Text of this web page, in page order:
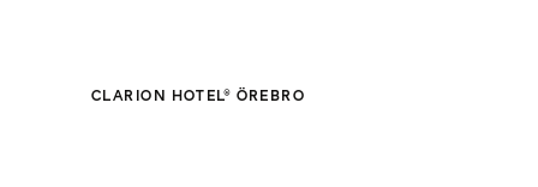
CLARION HOTEL® ÖREBRO